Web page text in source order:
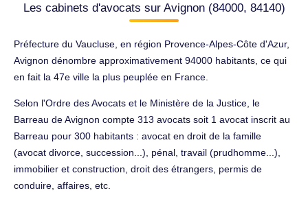
Les cabinets d'avocats sur Avignon (84000, 84140)
Préfecture du Vaucluse, en région Provence-Alpes-Côte d'Azur,
Avignon dénombre approximativement 94000 habitants, ce qui
en fait la 47e ville la plus peuplée en France.
Selon l'Ordre des Avocats et le Ministère de la Justice, le
Barreau de Avignon compte 313 avocats soit 1 avocat inscrit au
Barreau pour 300 habitants : avocat en droit de la famille
(avocat divorce, succession...), pénal, travail (prudhomme...),
immobilier et construction, droit des étrangers, permis de
conduire, affaires, etc.